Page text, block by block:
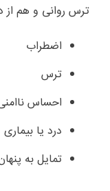
ترس روانی و هم از
اضطراب
ترس
احساس
درد یا بیماری
تمایل به